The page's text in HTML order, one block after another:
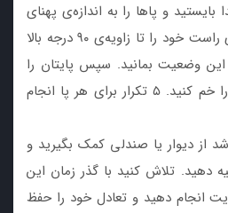
بایستید و پاها را به اندازه‌ی پهنای
باسن باز کنید. اکنون زانوی راست خود را تا زاویه‌ی ۹۰ درجه بالا
تا ۵ ثانیه در این وضعیت بمانید. سپس پایتان را
پایین بیاورید و پای دیگر را خم کنید. ۵ تکرار برای هر پا انجام
از دیوار یا صندلی کمک بگیرید و
دهید. تلاش کنید با گذر زمان این
انجام دهید و تعادل خود را حفظ